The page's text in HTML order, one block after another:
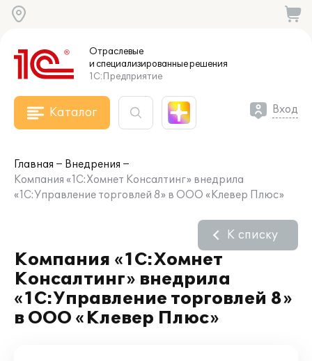
Отраслевые
и специализированныерешения
1С:Предприятие
Каталог Вход
Главная
Внедрения
Компания «1С:Хомнет Консалтинг» внедрила
«1С:Управление торговлей 8» в ООО «Клевер Плюс»
Компания «1С:Хомнет
Консалтинг» внедрила
«1С:Управление торговлей 8»
в ООО «Клевер Плюс»
К списку